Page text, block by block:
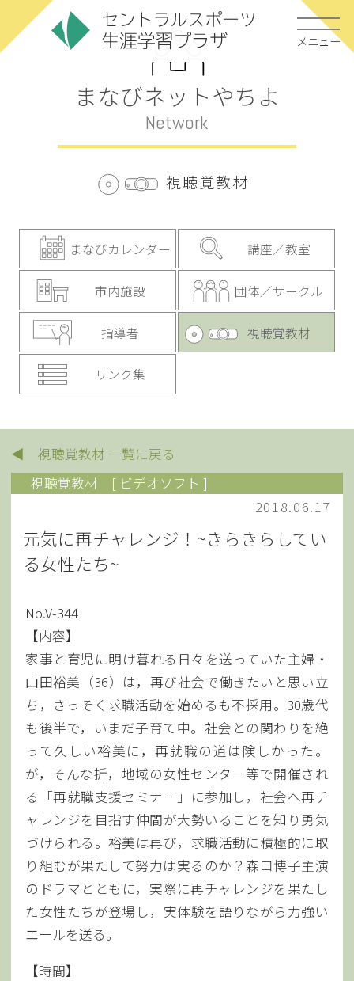
メニュー
まなびネットやちよ
Network
視聴覚教材
まなびカレンダー 講座／教室
市内施設 団体／サークル
指導者 視聴覚教材
リンク集
◀ 視聴覚教材 一覧に戻る
視聴覚教材
[ ビデオソフト ]
2018.06.17
元気に再チャレンジ！~きらきらしてい
る女性たち~
No.V-344
【内容】
家事と育児に明け暮れる日々を送っていた主婦・
山田裕美（36）は，再び社会で働きたいと思い立
ち，さっそく求職活動を始めるも不採用。30歳代
も後半で，いまだ子育て中。社会との関わりを絶
って久しい裕美に，再就職の道は険しかった。
が，そんな折，地域の女性センター等で開催され
る「再就職支援セミナー」に参加し，社会へ再チ
ャレンジを目指す仲間が大勢いることを知り勇気
づけられる。裕美は再び，求職活動に積極的に取
り組むが果たして努力は実るのか？森口博子主演
のドラマとともに，実際に再チャレンジを果たし
た女性たちが登場し，実体験を語りながら力強い
エールを送る。
【時間】